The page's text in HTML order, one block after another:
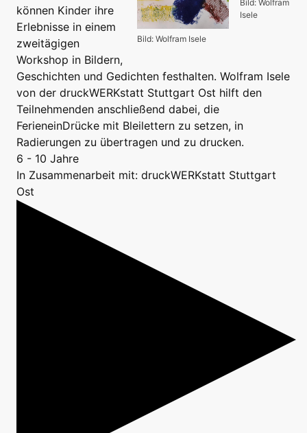
Bild: Wolfram
Isele
Bild: Wolfram Isele
können Kinder ihre
Erlebnisse in einem
zweitägigen
Workshop in Bildern,
Geschichten und Gedichten festhalten. Wolfram Isele
von der druckWERKstatt Stuttgart Ost hilft den
Teilnehmenden anschließend dabei, die
FerieneinDrücke mit Bleilettern zu setzen, in
Radierungen zu übertragen und zu drucken.
6 - 10 Jahre
In Zusammenarbeit mit: druckWERKstatt Stuttgart
Ost